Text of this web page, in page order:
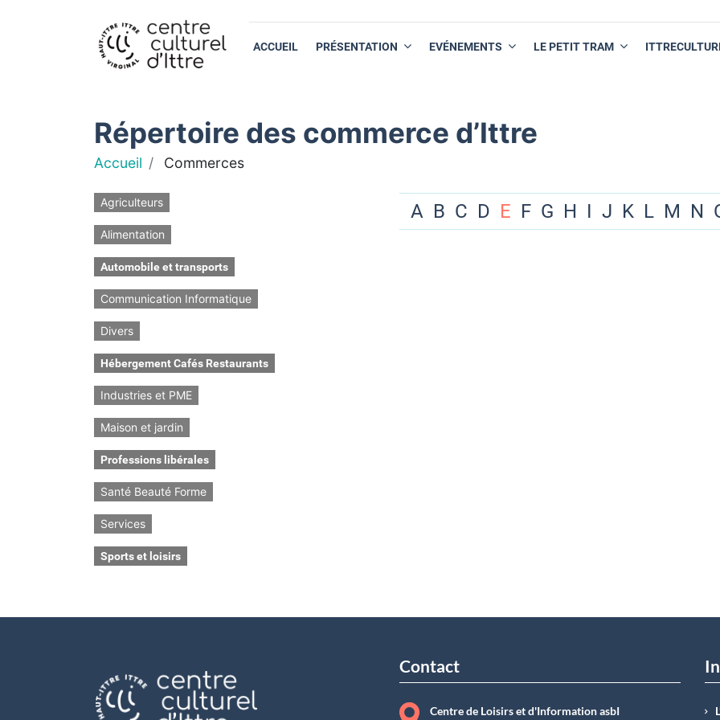
ACCUEIL PRÉSENTATION EVÉNEMENTS LE PETIT TRAM
Répertoire des commerce d’Ittre
Accueil Commerces
Agriculteurs
Alimentation
Automobile et transports
Communication Informatique
Divers
Hébergement Cafés Restaurants
Industries et PME
Maison et jardin
Professions libérales
Santé Beauté Forme
Services
Sports et loisirs
A B C D E F G H I J K L M N
Contact
Centre de Loisirs et d'Information asbI